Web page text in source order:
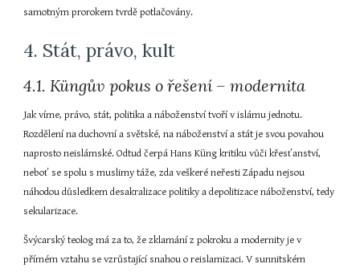
samotným prorokem tvrdě potlačovány.
4. Stát, právo, kult
4.1. Küngův pokus o řešení – modernita
Jak víme, právo, stát, politika a náboženství tvoří v islámu jednotu.
Rozdělení na duchovní a světské, na náboženství a stát je svou povahou
naprosto neislámské. Odtud čerpá Hans Küng kritiku vůči křesťanství,
neboť se spolu s muslimy táže, zda veškeré neřesti Západu nejsou
náhodou důsledkem desakralizace politiky a depolitizace náboženství, tedy
sekularizace.
Švýcarský teolog má za to, že zklamání z pokroku a modernity je v
přímém vztahu se vzrůstající snahou o reislamizaci. V sunnitském